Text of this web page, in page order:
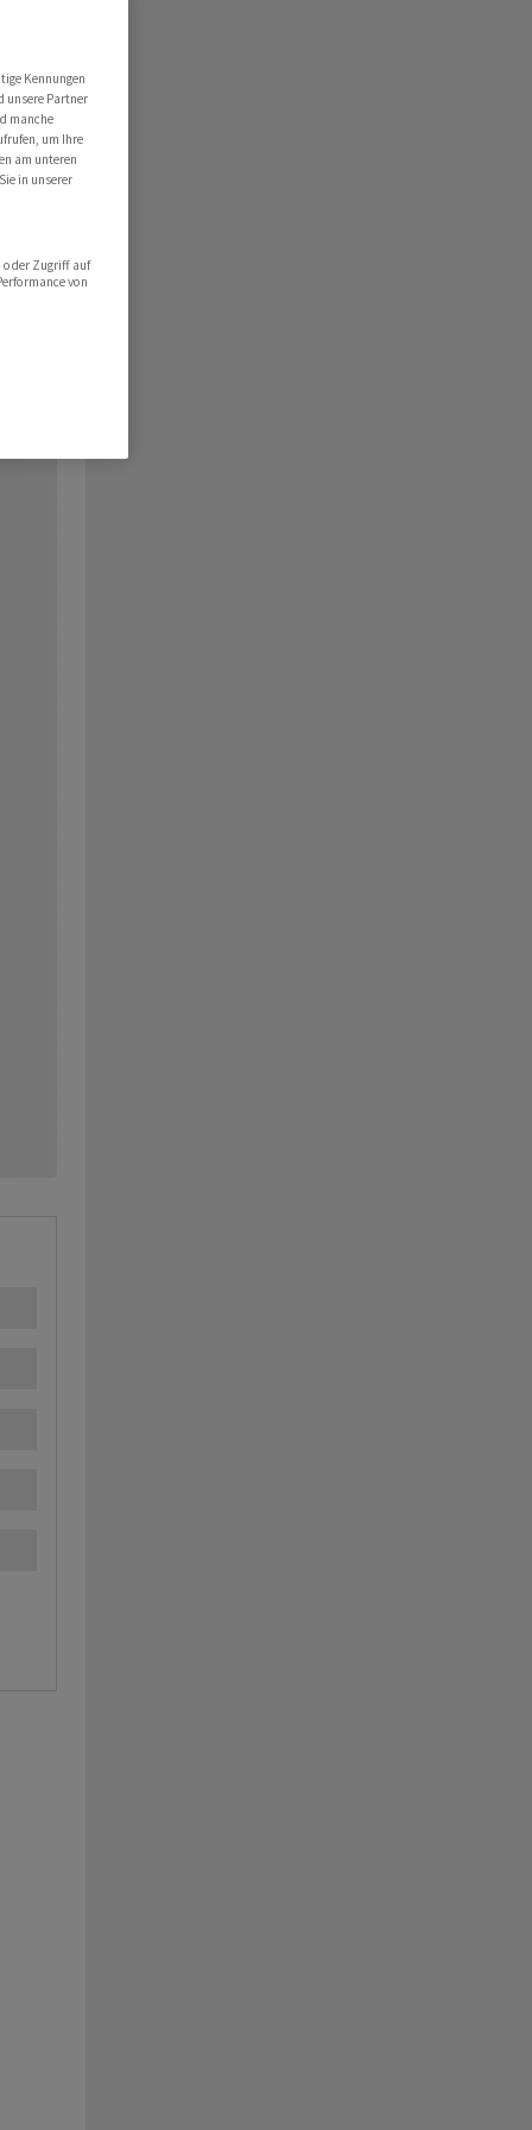
Kennungen
unsere Partner
manche
um Ihre
am unteren
in unserer
oder Zugriff auf
von